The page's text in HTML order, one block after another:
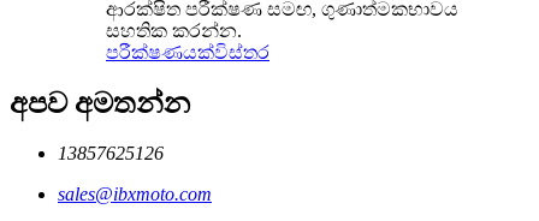
ආරක්ෂිත පරීක්ෂණ සමඟ, ගුණාත්මකභාවය
සහතික කරන්න.
පරීක්ෂණයක්විස්තර
අපව අමතන්න
13857625126
sales@ibxmoto.com